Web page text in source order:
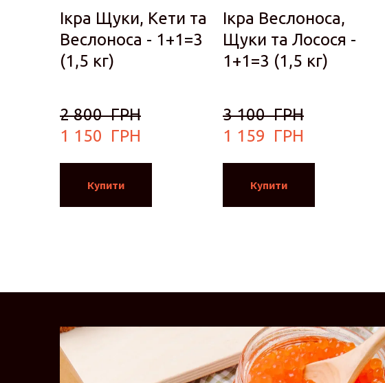
Ікра Щуки, Кети та
Веслоноса - 1+1=3
(1,5 кг)
2 800  ГРН
1 150  ГРН
Купити
Ікра Веслоноса,
Щуки та Лосося -
1+1=3 (1,5 кг)
3 100  ГРН
1 159  ГРН
Купити